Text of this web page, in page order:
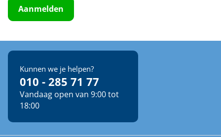
Aanmelden
Kunnen we je helpen?
010 - 285 71 77
Vandaag open van 9:00 tot
18:00